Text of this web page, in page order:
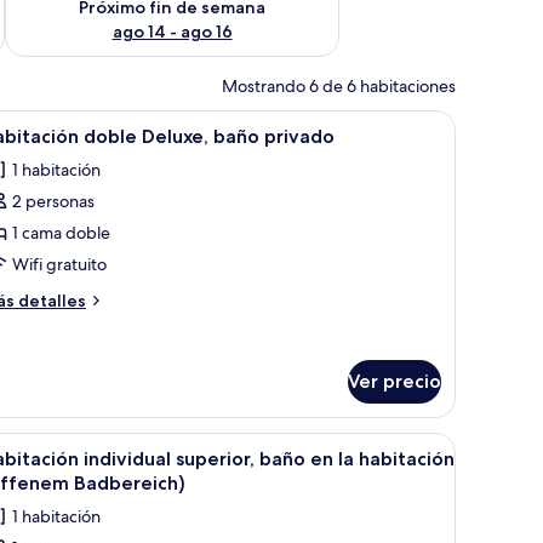
Próximo fin de semana
ago 14 - ago 16
Mostrando 6 de 6 habitaciones
de madera y dos lámparas fijadas a la pared.Una cama bien hecha con una colcha
17 doble Deluxe, baño privado
1 habitación
2 personas
1 cama doble
Wifi gratuito
detalles
Ver precio
lámparas de noche y una silla parcialmente visible.Habitación de hotel con cama, escritorio y
17
individual superior, baño en la habitación
Badbereich)
1 habitación